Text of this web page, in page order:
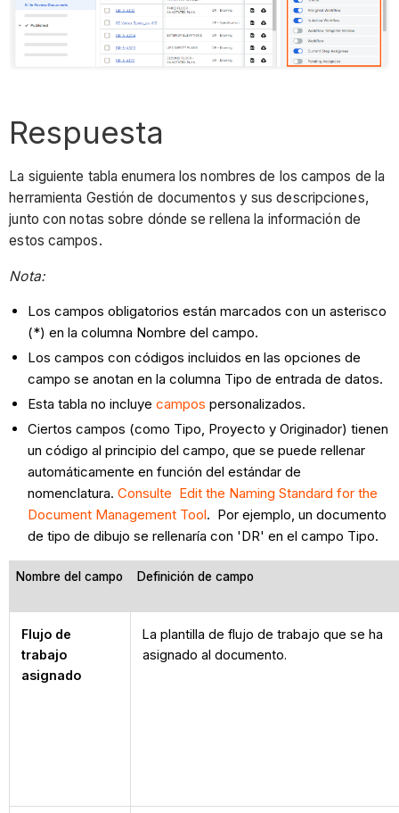
Respuesta
La siguiente tabla enumera los nombres de los campos de la
herramienta Gestión de documentos y sus descripciones,
junto con notas sobre dónde se rellena la información de
estos campos.
Nota:
Los campos obligatorios están marcados con un asterisco
(*) en la columna Nombre del campo.
Los campos con códigos incluidos en las opciones de
campo se anotan en la columna Tipo de entrada de datos.
Esta tabla no incluyecampos personalizados.
Ciertos campos (como Tipo, Proyecto y Originador) tienen
un código al principio del campo, que se puede rellenar
automáticamente en función del estándar de
nomenclatura.Consulte Edit the Naming Standard for the
Document Management Tool. Por ejemplo, un documento
de tipo de dibujo se rellenaría con 'DR' en el campo Tipo.
Nombre del campo Definición de campo
Flujo de
trabajo
asignado
La plantilla de flujo de trabajo que se ha
asignado al documento.